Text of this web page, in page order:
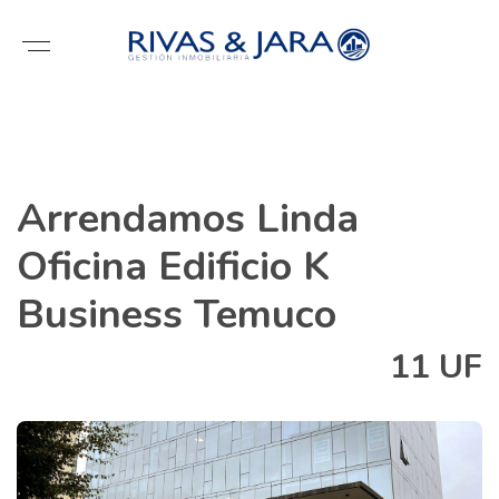
Arrendamos Linda
Oficina Edificio K
Business Temuco
11 UF